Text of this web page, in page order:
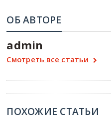
ОБ АВТОРЕ
admin
Смотреть все статьи
ПОХОЖИЕ СТАТЬИ